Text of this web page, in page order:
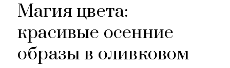
Магия цвета:
красивые осенние
образы в оливковом